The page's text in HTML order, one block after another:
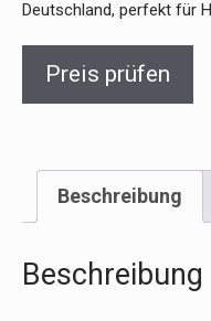
Deutschland, perfekt für
Preis prüfen
Beschreibung
Beschreibung